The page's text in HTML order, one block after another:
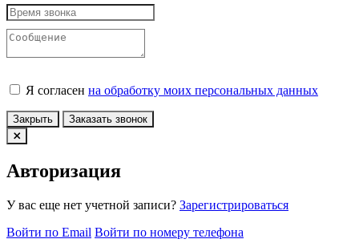
Я согласен на обработку моих персональных данных
Закрыть Заказать звонок
Авторизация
У вас еще нет учетной записи? Зарегистрироваться
Войти по Email Войти по номеру телефона